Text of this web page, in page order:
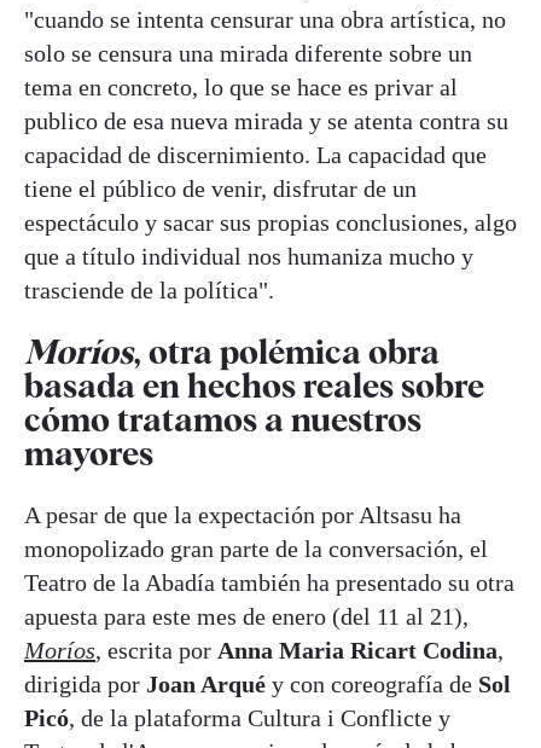
"cuando se intenta censurar una obra artística, no
solo se censura una mirada diferente sobre un
tema en concreto, lo que se hace es privar al
publico de esa nueva mirada y se atenta contra su
capacidad de discernimiento. La capacidad que
tiene el público de venir, disfrutar de un
espectáculo y sacar sus propias conclusiones, algo
que a título individual nos humaniza mucho y
trasciende de la política".
Moríos, otra polémica obra
basada en hechos reales sobre
cómo tratamos a nuestros
mayores
A pesar de que la expectación por Altsasu ha
monopolizado gran parte de la conversación, el
Teatro de la Abadía también ha presentado su otra
apuesta para este mes de enero (del 11 al 21),
Moríos, escrita por Anna Maria Ricart Codina,
dirigida por Joan Arqué y con coreografía de Sol
Picó, de la plataforma Cultura i Conflicte y